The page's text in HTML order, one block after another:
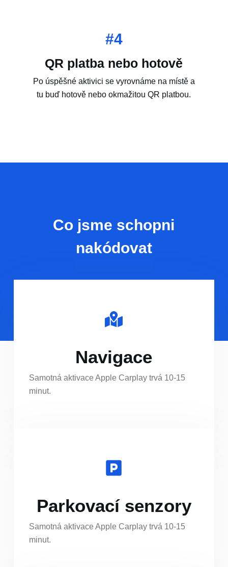
#4
QR platba nebo hotově
Po úspěšné aktivici se vyrovnáme na místě a
tu buď hotově nebo okmažitou QR platbou.
Co jsme schopni
nakódovat
Navigace
Samotná aktivace Apple Carplay trvá 10-15
minut.
Parkovací senzory
Samotná aktivace Apple Carplay trvá 10-15
minut.